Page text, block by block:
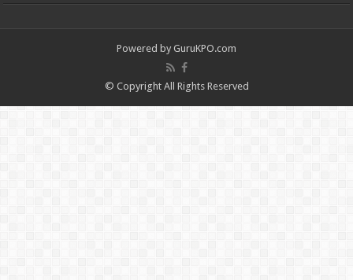
Powered by GuruKPO.com
© Copyright All Rights Reserved